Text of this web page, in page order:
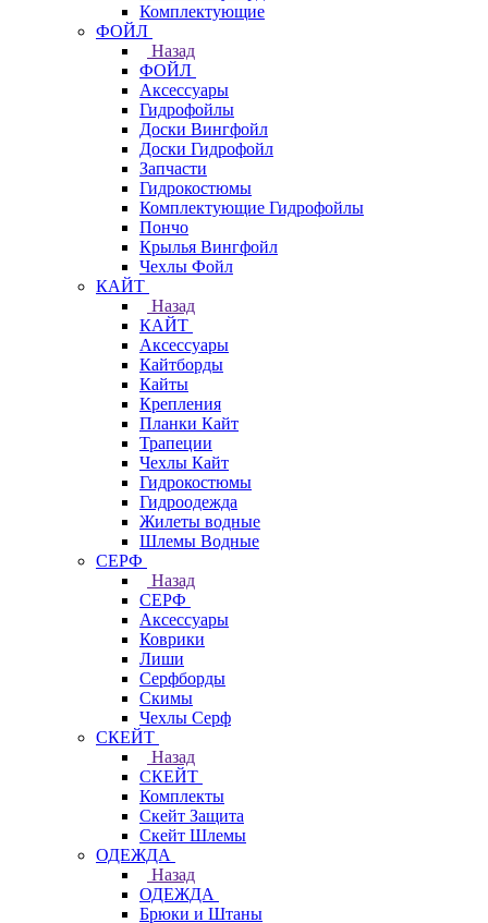
Комплектующие
ФОЙЛ
Назад
ФОЙЛ
Аксессуары
Гидрофойлы
Доски Вингфойл
Доски Гидрофойл
Запчасти
Гидрокостюмы
Комплектующие Гидрофойлы
Пончо
Крылья Вингфойл
Чехлы Фойл
КАЙТ
Назад
КАЙТ
Аксессуары
Кайтборды
Кайты
Крепления
Планки Кайт
Трапеции
Чехлы Кайт
Гидрокостюмы
Гидроодежда
Жилеты водные
Шлемы Водные
СЕРФ
Назад
СЕРФ
Аксессуары
Коврики
Лиши
Серфборды
Скимы
Чехлы Cерф
СКЕЙТ
Назад
СКЕЙТ
Комплекты
Скейт Защита
Скейт Шлемы
ОДЕЖДА
Назад
ОДЕЖДА
Брюки и Штаны